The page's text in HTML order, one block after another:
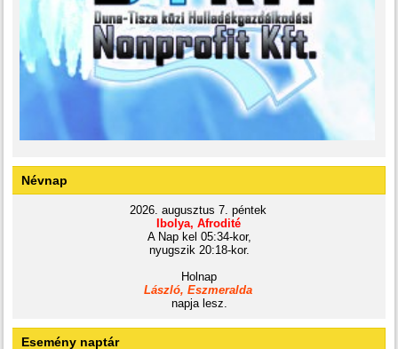
Névnap
2026. augusztus 7. péntek
Ibolya, Afrodité
A Nap kel 05:34-kor,
nyugszik 20:18-kor.
Holnap
László, Eszmeralda
napja lesz.
Esemény naptár